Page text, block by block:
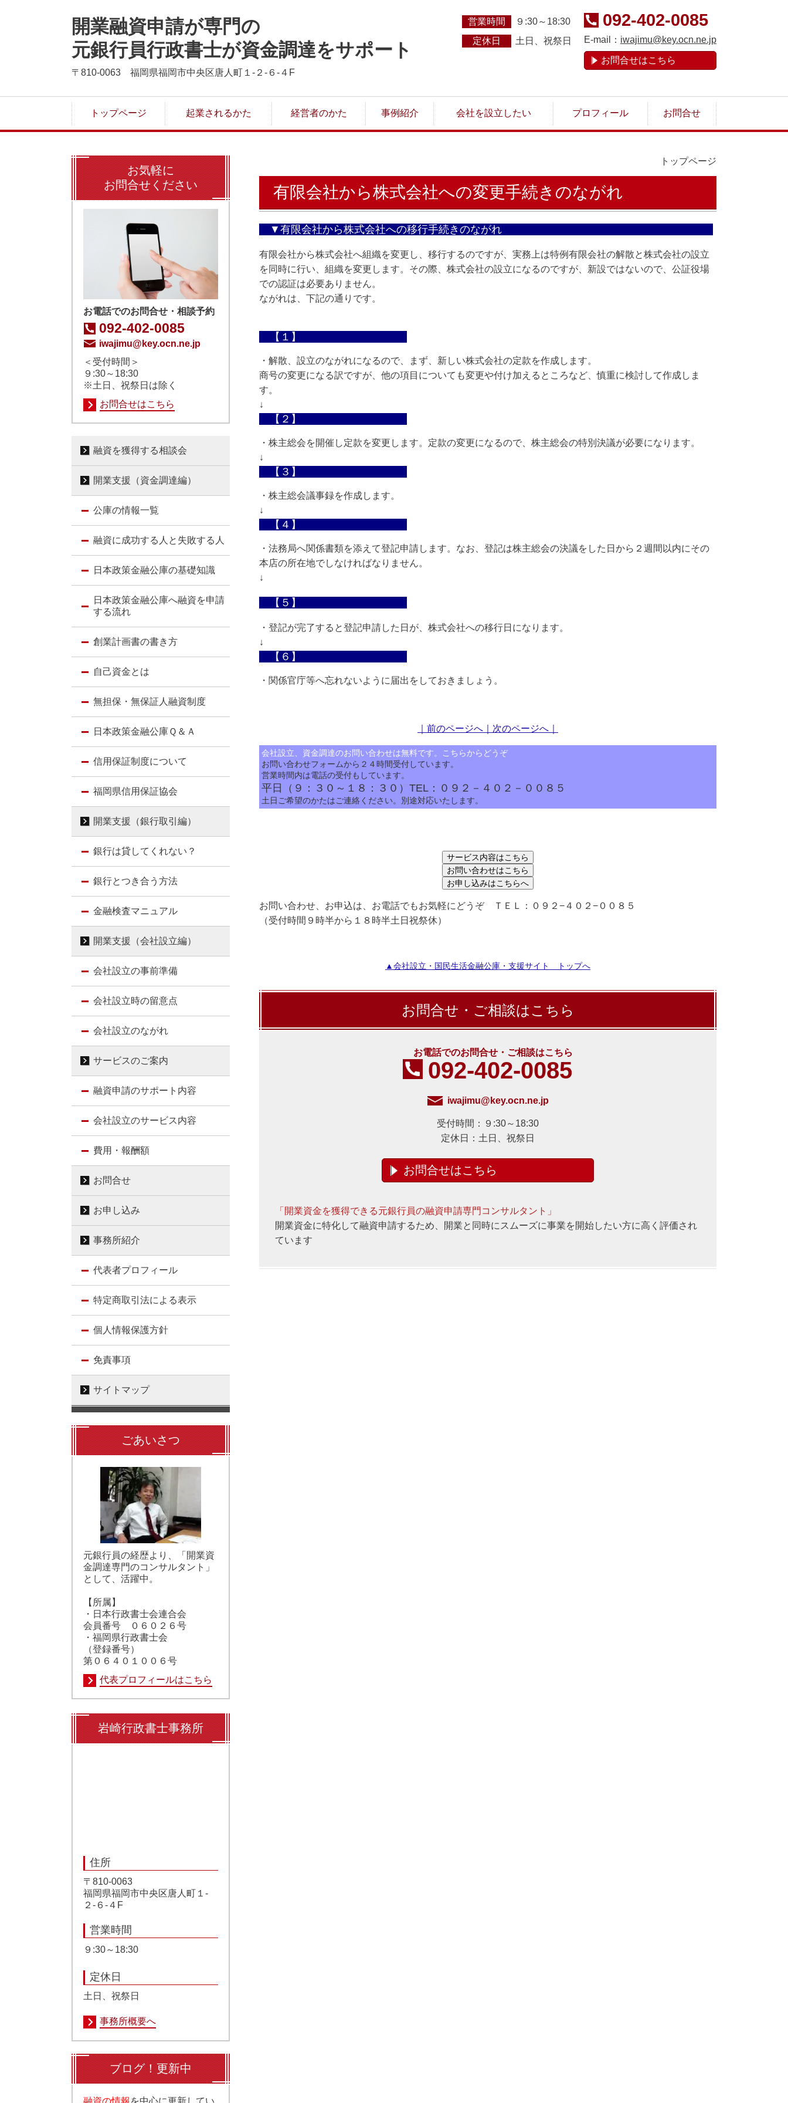
開業融資申請が専門の
元銀行員行政書士が資金調達をサポート
〒810-0063 福岡県福岡市中央区唐人町１-２-６-４F
営業時間
９:30～18:30
定休日
土日、祝祭日
092-402-0085
E-mail： iwajimu@key.ocn.ne.jp
お問合せはこちら
トップページ 起業されるかた 経営者のかた 事例紹介 会社を設立したい プロフィール お問合せ
トップページ
有限会社から株式会社への変更手続きのながれ
▼有限会社から株式会社への移行手続きのながれ
有限会社から株式会社へ組織を変更し、移行するのですが、実務上は特例有限会社の解散と株式会社の設立
を同時に行い、組織を変更します。その際、株式会社の設立になるのですが、新設ではないので、公証役場
での認証は必要ありません。
ながれは、下記の通りです。
【１】
・解散、設立のながれになるので、まず、新しい株式会社の定款を作成します。
商号の変更になる訳ですが、他の項目についても変更や付け加えるところなど、慎重に検討して作成しま
す。
↓
【２】
・株主総会を開催し定款を変更します。定款の変更になるので、株主総会の特別決議が必要になります。
↓
【３】
・株主総会議事録を作成します。
↓
【４】
・法務局へ関係書類を添えて登記申請します。なお、登記は株主総会の決議をした日から２週間以内にその
本店の所在地でしなければなりません。
↓
【５】
・登記が完了すると登記申請した日が、株式会社への移行日になります。
↓
【６】
・関係官庁等へ忘れないように届出をしておきましょう。
｜前のページへ ｜次のページへ｜
会社設立、資金調達のお問い合わせは無料です。こちらからどうぞ
お問い合わせフォームから２４時間受付しています。
営業時間内は電話の受付もしています。
平日（９：３０～１８：３０）TEL：０９２－４０２－００８５
土日ご希望のかたはご連絡ください。別途対応いたします。
お問い合わせ、お申込は、お電話でもお気軽にどうぞ ＴＥＬ：０９２−４０２−００８５
（受付時間９時半から１８時半土日祝祭休）
▲会社設立・国民生活金融公庫・支援サイト トップへ
お問合せ・ご相談はこちら
お電話でのお問合せ・ご相談はこちら
092-402-0085
iwajimu@key.ocn.ne.jp
受付時間：９:30～18:30
定休日：土日、祝祭日
お問合せはこちら
「開業資金を獲得できる元銀行員の融資申請専門コンサルタント」
開業資金に特化して融資申請するため、開業と同時にスムーズに事業を開始したい方に高く評価され
ています
お気軽に
お問合せください
お電話でのお問合せ・相談予約
092-402-0085
iwajimu@key.ocn.ne.jp
＜受付時間＞
９:30～18:30
※土日、祝祭日は除く
お問合せはこちら
融資を獲得する相談会
開業支援（資金調達編）
公庫の情報一覧
融資に成功する人と失敗する人
日本政策金融公庫の基礎知識
日本政策金融公庫へ融資を申請
する流れ
創業計画書の書き方
自己資金とは
無担保・無保証人融資制度
日本政策金融公庫Ｑ＆Ａ
信用保証制度について
福岡県信用保証協会
開業支援（銀行取引編）
銀行は貸してくれない？
銀行とつき合う方法
金融検査マニュアル
開業支援（会社設立編）
会社設立の事前準備
会社設立時の留意点
会社設立のながれ
サービスのご案内
融資申請のサポート内容
会社設立のサービス内容
費用・報酬額
お問合せ
お申し込み
事務所紹介
代表者プロフィール
特定商取引法による表示
個人情報保護方針
免責事項
サイトマップ
ごあいさつ
元銀行員の経歴より、「開業資
金調達専門のコンサルタント」
として、活躍中。
【所属】
・日本行政書士会連合会
会員番号 ０６０２６号
・福岡県行政書士会
（登録番号）
第０６４０１００６号
代表プロフィールはこちら
岩崎行政書士事務所
住所
〒810-0063
福岡県福岡市中央区唐人町１-
２-６-４F
営業時間
９:30～18:30
定休日
土日、祝祭日
事務所概要へ
ブログ！更新中